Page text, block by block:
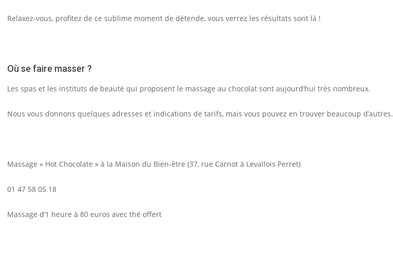
Relaxez-vous, profitez de ce sublime moment de détende, vous verrez les résultats sont là !
Où se faire masser ?
Les spas et les instituts de beauté qui proposent le massage au chocolat sont aujourd’hui très nombreux.
Nous vous donnons quelques adresses et indications de tarifs, mais vous pouvez en trouver beaucoup d’autres.
Massage « Hot Chocolate » à la Maison du Bien-être (37, rue Carnot à Levallois Perret)
01 47 58 05 18
Massage d’1 heure à 80 euros avec thé offert